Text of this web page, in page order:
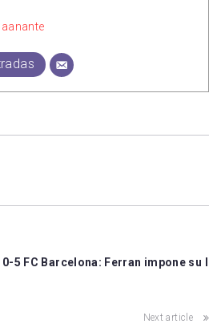
0-5 FC Barcelona: Ferran impone su l
Next article